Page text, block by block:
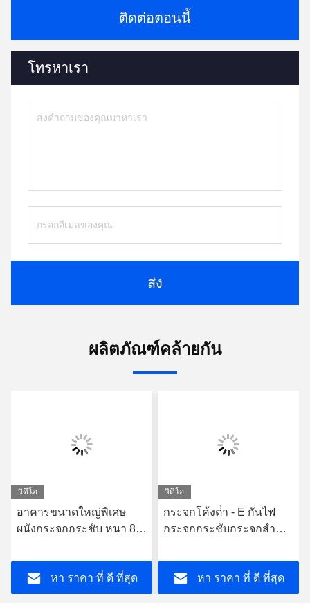
ติดต่อตอนนี้
โทรหาเรา
ส่ง
ผลิตภัณฑ์คล้ายกัน
วิดีโอ
อาคารขนาดใหญ่พิเศษ
ผนังกระจกกระชับ หนา 8
หา ราคา ที่ ดี ที่สุด
วิดีโอ
กระจกโค้งต่ํา - E กันไฟ
กระจกกระชับกระจกสําห
หา ราคา ที่ ดี ที่สุด